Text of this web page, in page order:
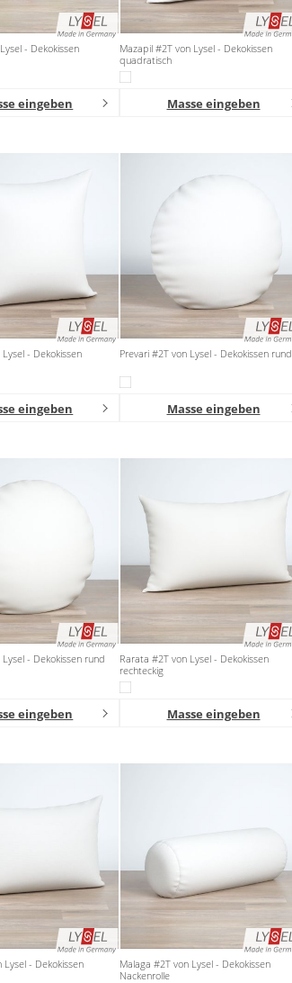
- Dekokissen
eingeben
Mazapil #2T von Lysel - Dekokissen
quadratisch
Masse eingeben
- Dekokissen
eingeben
Prevari #2T von Lysel - Dekokissen rund
Masse eingeben
- Dekokissen rund
eingeben
Rarata #2T von Lysel - Dekokissen
rechteckig
Masse eingeben
Lysel - Dekokissen
Malaga #2T von Lysel - Dekokissen
Nackenrolle